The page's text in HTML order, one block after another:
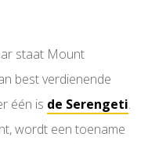
staat Mount
best verdienende
één is de Serengeti.
wordt een toename